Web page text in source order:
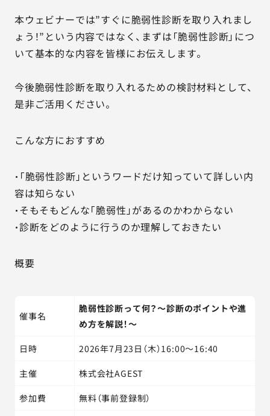
本ウェビナーでは”すぐに脆弱性診断を取り入れまし
ょう！”という内容ではなく、まずは「脆弱性診断」につ
いて基本的な内容を皆様にお伝えします。
今後脆弱性診断を取り入れるための検討材料として、
是非ご活用ください。
こんな方におすすめ
・「脆弱性診断」というワードだけ知っていて詳しい内
容は知らない
・そもそもどんな「脆弱性」があるのかわからない
・診断をどのように行うのか理解しておきたい
概要
催事名
脆弱性診断って何？～診断のポイントや進
め方を解説！～
日時 2026年7月23日（木）16:00～16:40
主催 株式会社AGEST
参加費 無料（事前登録制）